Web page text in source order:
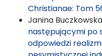
Christianae: Tom
Janina
następującymi po
odpowiedzi